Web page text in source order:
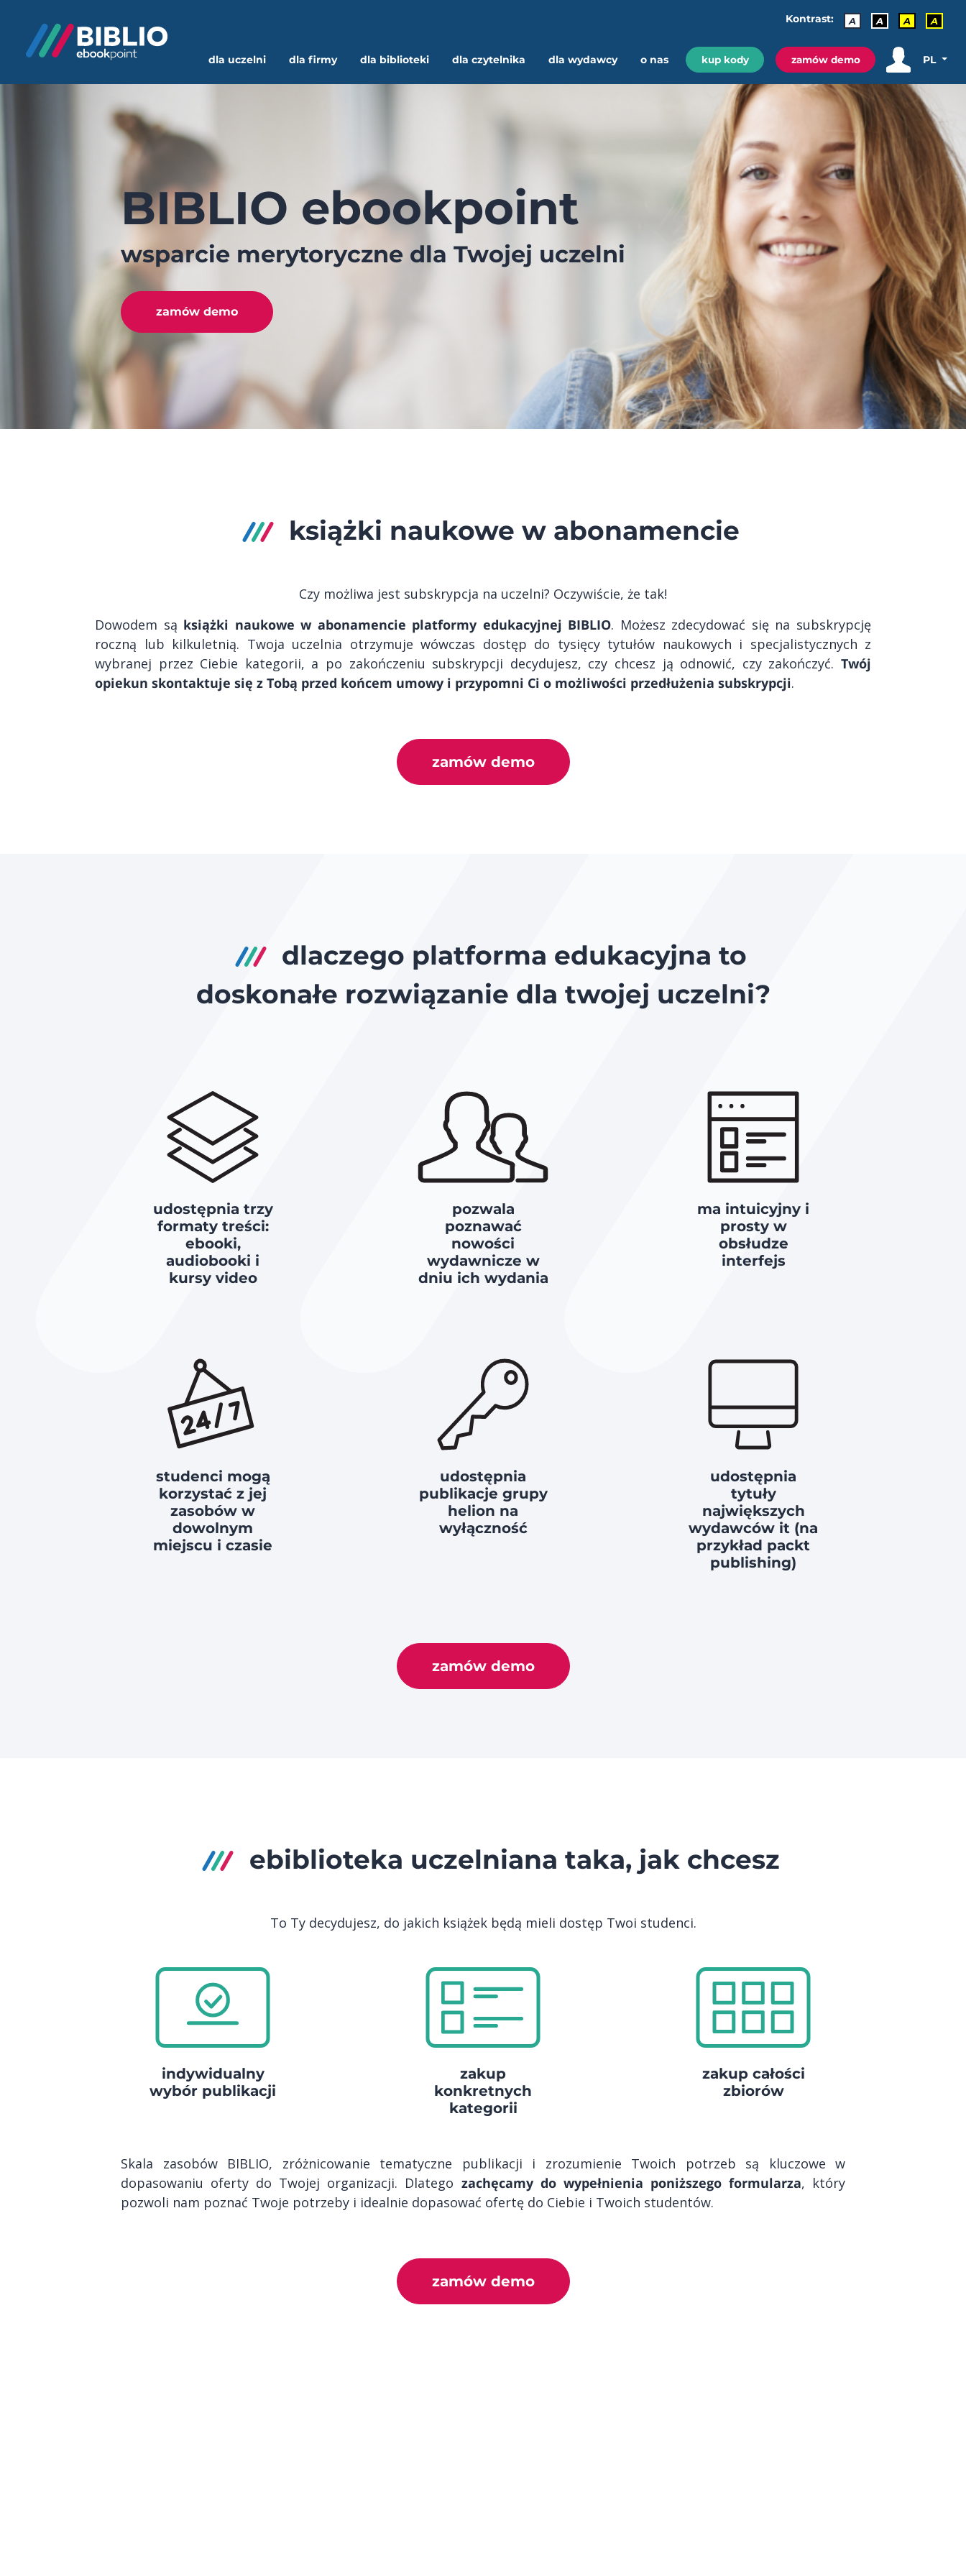
Kontrast: A A A A
dla uczelni dla firmy dla biblioteki dla czytelnika dla wydawcy o nas kup kody zamów demo PL
BIBLIO ebookpoint
wsparcie merytoryczne dla Twojej uczelni
zamów demo
książki naukowe w abonamencie
Czy możliwa jest subskrypcja na uczelni? Oczywiście, że tak!
Dowodem są książki naukowe w abonamencie platformy edukacyjnej BIBLIO. Możesz zdecydować się na subskrypcję
roczną lub kilkuletnią. Twoja uczelnia otrzymuje wówczas dostęp do tysięcy tytułów naukowych i specjalistycznych z
wybranej przez Ciebie kategorii, a po zakończeniu subskrypcji decydujesz, czy chcesz ją odnowić, czy zakończyć. Twój
opiekun skontaktuje się z Tobą przed końcem umowy i przypomni Ci o możliwości przedłużenia subskrypcji.
zamów demo
dlaczego platforma edukacyjna to
doskonałe rozwiązanie dla twojej uczelni?
udostępnia trzy
formaty treści:
ebooki,
audiobooki i
kursy video
pozwala
poznawać
nowości
wydawnicze w
dniu ich wydania
ma intuicyjny i
prosty w
obsłudze
interfejs
studenci mogą
korzystać z jej
zasobów w
dowolnym
miejscu i czasie
udostępnia
publikacje grupy
helion na
wyłączność
udostępnia
tytuły
największych
wydawców it (na
przykład packt
publishing)
zamów demo
ebiblioteka uczelniana taka, jak chcesz
To Ty decydujesz, do jakich książek będą mieli dostęp Twoi studenci.
indywidualny
wybór publikacji
zakup
konkretnych
kategorii
zakup całości
zbiorów
Skala zasobów BIBLIO, zróżnicowanie tematyczne publikacji i zrozumienie Twoich potrzeb są kluczowe w
dopasowaniu oferty do Twojej organizacji. Dlatego zachęcamy do wypełnienia poniższego formularza, który
pozwoli nam poznać Twoje potrzeby i idealnie dopasować ofertę do Ciebie i Twoich studentów.
zamów demo